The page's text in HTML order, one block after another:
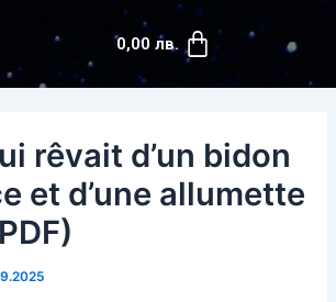
0,00 лв. Cart
rêvait d’un bidon
et d’une allumette